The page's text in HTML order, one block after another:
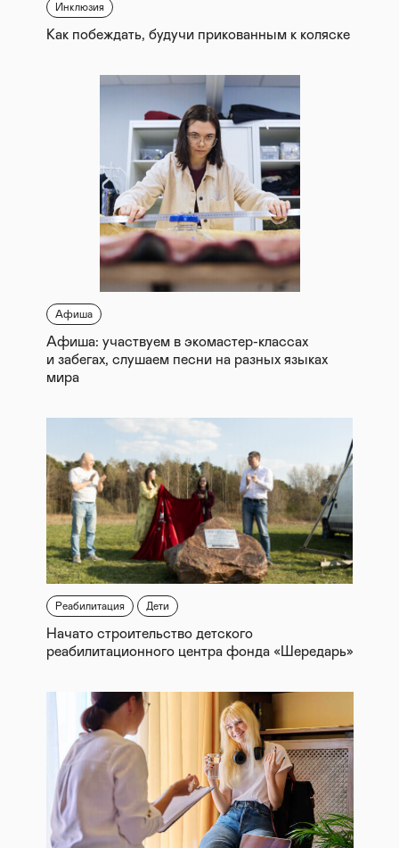
Инклюзия
Как побеждать, будучи прикованным к коляске
Афиша
Афиша: участвуем в экомастер-классах
и забегах, слушаем песни на разных языках
мира
Реабилитация Дети
Начато строительство детского
реабилитационного центра фонда «Шередарь»